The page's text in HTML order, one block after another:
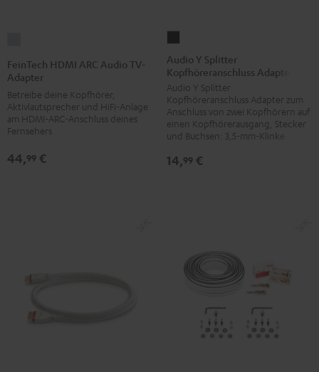
HDMI
ARC
Audio
TV-
Adapter
FeinTech HDMI ARC Audio TV-
Adapter
Betreibe deine Kopfhörer,
Aktivlautsprecher und HiFi-Anlage
am HDMI-ARC-Anschluss deines
Fernsehers
44,99 €
Y
Splitter
Kopfhöreranschluss
Adapter
Schwarz
Audio Y Splitter
Kopfhöreranschluss Adapter
Audio Y Splitter
Kopfhöreranschluss Adapter zum
Anschluss von zwei Kopfhörern auf
einen Kopfhörerausgang, Stecker
und Buchsen: 3,5-mm-Klinke
14,99 €